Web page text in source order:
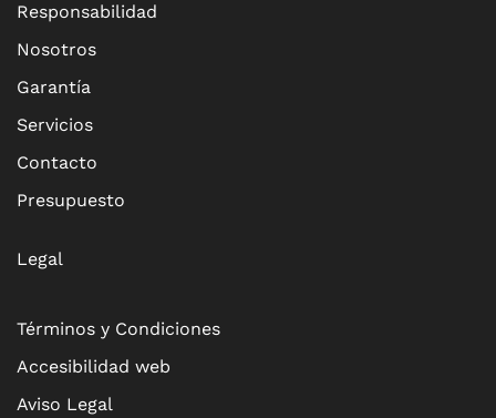
Responsabilidad
Nosotros
Garantía
Servicios
Contacto
Presupuesto
Legal
Términos y Condiciones
Accesibilidad web
Aviso Legal